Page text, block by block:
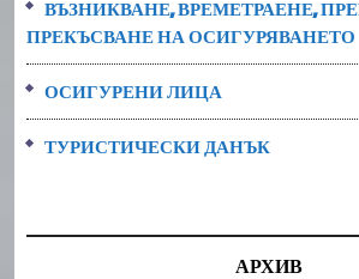
ВЪЗНИКВАНЕ, ВРЕМЕТРАЕНЕ,
ПРЕКЪСВАНЕ НА ОСИГУРЯВАНЕТО
ОСИГУРЕНИ ЛИЦА
ТУРИСТИЧЕСКИ ДАНЪК
АРХИВ